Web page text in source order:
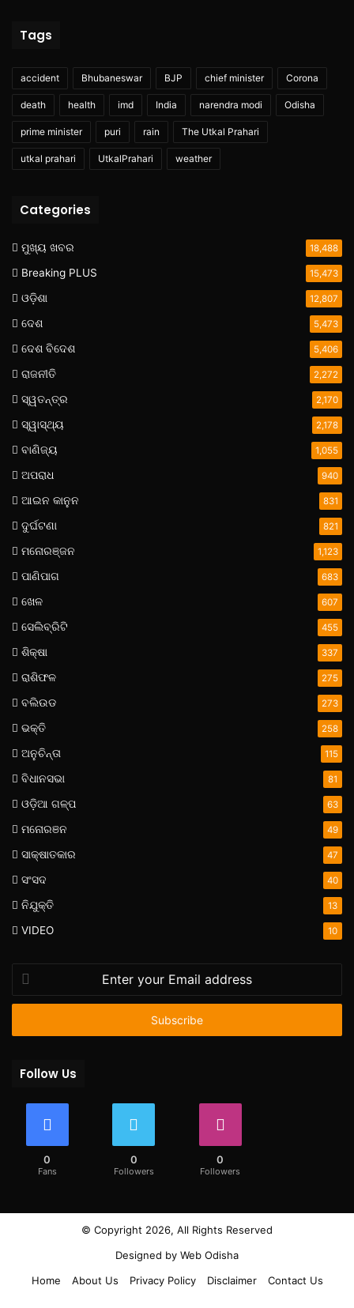
Tags
accident Bhubaneswar BJP chief minister Corona
death health imd India narendra modi Odisha
prime minister puri rain The Utkal Prahari
utkal prahari UtkalPrahari weather
Categories
ମୁଖ୍ୟ ଖବର 18,488
Breaking PLUS 15,473
ଓଡ଼ିଶା 12,807
ଦେଶ 5,473
ଦେଶ ବିଦେଶ 5,406
ରାଜନୀତି 2,272
ସ୍ୱତନ୍ତ୍ର 2,170
ସ୍ୱାସ୍ଥ୍ୟ 2,178
ବାଣିଜ୍ୟ 1,055
ଅପରାଧ 940
ଆଇନ କାନୁନ 831
ଦୁର୍ଘଟଣା 821
ମନୋରଞ୍ଜନ 1,123
ପାଣିପାଗ 683
ଖେଳ 607
ସେଲିବ୍ରିଟି 455
ଶିକ୍ଷା 337
ରାଶିଫଳ 275
ବଲିଉଡ 273
ଭକ୍ତି 258
ଅନୁଚିନ୍ତା 115
ବିଧାନସଭା 81
ଓଡ଼ିଆ ଗଳ୍ପ 63
ମନୋରଞନ 49
ସାକ୍ଷାତକାର 47
ସଂସଦ 40
ନିଯୁକ୍ତି 13
VIDEO 10
your
Email
Follow Us
0
Fans
0
Followers
0
Followers
© Copyright 2026, All Rights Reserved
Designed by Web Odisha
Home
About Us Privacy Policy Disclaimer Contact Us